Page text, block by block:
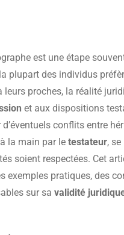
est une étape
plupart des individus
proches, la réalité
et aux dispositions
conflits entre
la main par le testateur,
soient respectées. Cet
exemples pratiques, des
sur sa validité